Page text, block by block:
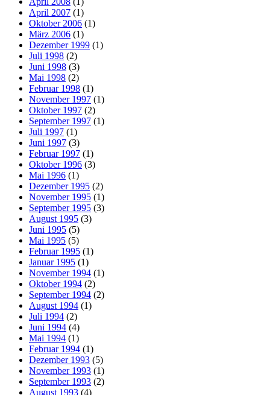
April 2007 (1)
Oktober 2006 (1)
März 2006 (1)
Dezember 1999 (1)
Juli 1998 (2)
Juni 1998 (3)
Mai 1998 (2)
Februar 1998 (1)
November 1997 (1)
Oktober 1997 (2)
September 1997 (1)
Juli 1997 (1)
Juni 1997 (3)
Februar 1997 (1)
Oktober 1996 (3)
Mai 1996 (1)
Dezember 1995 (2)
November 1995 (1)
September 1995 (3)
August 1995 (3)
Juni 1995 (5)
Mai 1995 (5)
Februar 1995 (1)
Januar 1995 (1)
November 1994 (1)
Oktober 1994 (2)
September 1994 (2)
August 1994 (1)
Juli 1994 (2)
Juni 1994 (4)
Mai 1994 (1)
Februar 1994 (1)
Dezember 1993 (5)
November 1993 (1)
September 1993 (2)
August 1993 (4)